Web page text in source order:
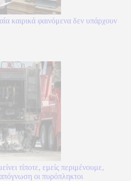
καιρικά φαινόμενα δεν υπάρχουν
τίποτε, εμείς περιμένουμε,
οι πυρόπληκτοι